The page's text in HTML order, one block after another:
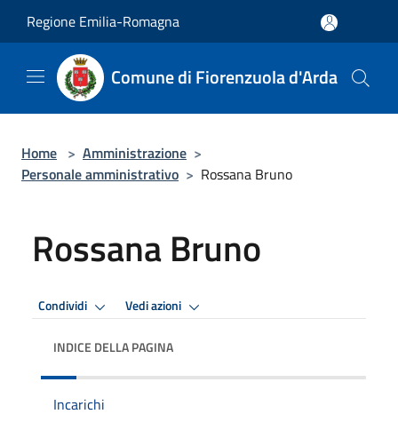
Regione Emilia-Romagna
Comune di Fiorenzuola d'Arda
Home > Amministrazione >
Personale amministrativo > Rossana Bruno
Rossana Bruno
Condividi Vedi azioni
INDICE DELLA PAGINA
Incarichi